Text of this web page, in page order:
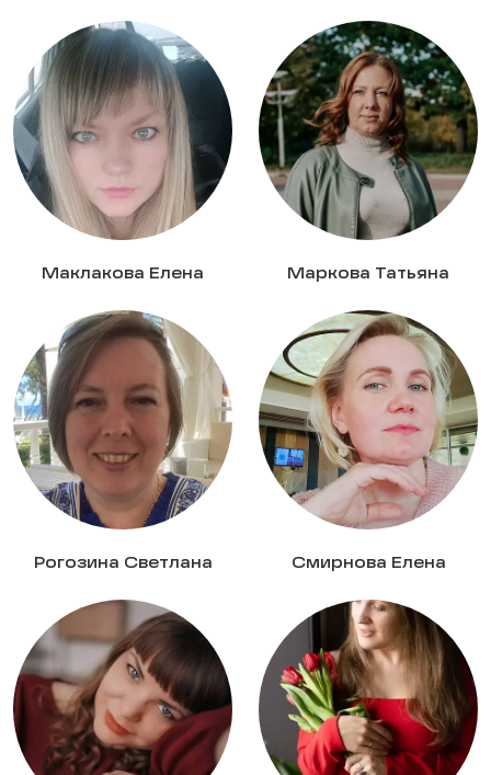
Маклакова Елена Маркова Татьяна
Рогозина Светлана Смирнова Елена